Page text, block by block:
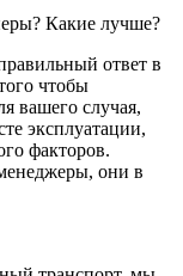
Какие лучше?
ответ в
чтобы
вашего случая,
эксплуатации,
факторов.
они в